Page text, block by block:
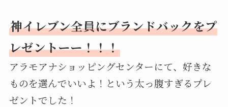
神イレブン全員にブランドバックをプ
レゼントーー！！！
アラモアナショッピングセンターにて、好きな
ものを選んでいいよ！という太っ腹すぎるプレ
ゼントでした！